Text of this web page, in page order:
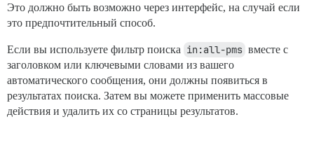
Это должно быть возможно через интерфейс, на случай если
это предпочтительный способ.
Если вы используете фильтр поиска in:all-pms вместе с
заголовком или ключевыми словами из вашего
автоматического сообщения, они должны появиться в
результатах поиска. Затем вы можете применить массовые
действия и удалить их со страницы результатов.